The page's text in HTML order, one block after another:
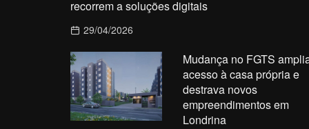
recorrem a soluções digitais
29/04/2026
Mudança no FGTS
acesso à casa própria e
destrava novos
empreendimentos em
Londrina